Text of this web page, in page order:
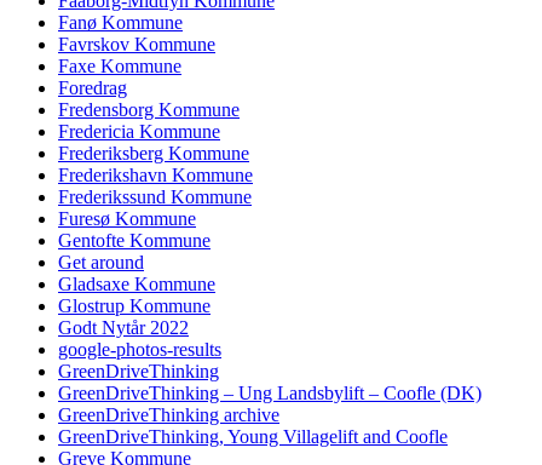
Fanø Kommune
Favrskov Kommune
Faxe Kommune
Foredrag
Fredensborg Kommune
Fredericia Kommune
Frederiksberg Kommune
Frederikshavn Kommune
Frederikssund Kommune
Furesø Kommune
Gentofte Kommune
Get around
Gladsaxe Kommune
Glostrup Kommune
Godt Nytår 2022
google-photos-results
GreenDriveThinking
GreenDriveThinking – Ung Landsbylift – Coofle (DK)
GreenDriveThinking archive
GreenDriveThinking, Young Villagelift and Coofle
Greve Kommune